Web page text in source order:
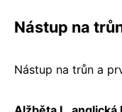
Nástup na
Nástup na trůn a